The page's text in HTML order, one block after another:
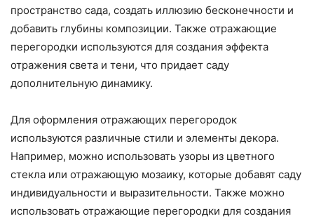
пространство сада, создать иллюзию бесконечности и
добавить глубины композиции. Также отражающие
перегородки используются для создания эффекта
отражения света и тени, что придает саду
дополнительную динамику.
Для оформления отражающих перегородок
используются различные стили и элементы декора.
Например, можно использовать узоры из цветного
стекла или отражающую мозаику, которые добавят саду
индивидуальности и выразительности. Также можно
использовать отражающие перегородки для создания